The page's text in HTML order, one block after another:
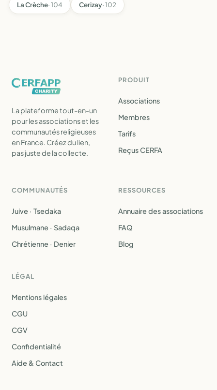
La Crèche· 104 Cerizay· 102
La plateforme tout-en-un
pour les associations et les
communautés religieuses
en France. Créez du lien,
pas juste de la collecte.
PRODUIT
Associations
Membres
Tarifs
Reçus CERFA
COMMUNAUTÉS
Juive · Tsedaka
Musulmane · Sadaqa
Chrétienne · Denier
RESSOURCES
Annuaire des associations
FAQ
Blog
LÉGAL
Mentions légales
CGU
CGV
Confidentialité
Aide & Contact